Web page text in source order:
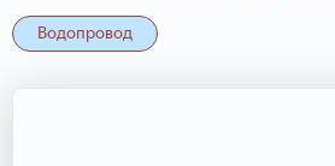
Водопровод